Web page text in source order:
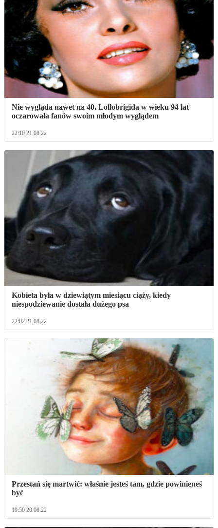
Nie wygląda nawet na 40. Lollobrigida w wieku 94 lat
oczarowała fanów swoim młodym wyglądem
22:10 21.08.22
Kobieta była w dziewiątym miesiącu ciąży, kiedy
niespodziewanie dostała dużego psa
22:02 21.08.22
Przestań się martwić: właśnie jesteś tam, gdzie powinieneś
być
19:50 20.08.22